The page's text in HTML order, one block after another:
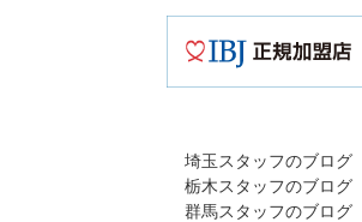
埼玉スタッフのブログ
栃木スタッフのブログ
群馬スタッフのブログ